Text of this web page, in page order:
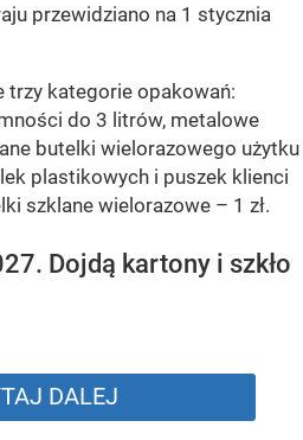
przewidziano na 1 stycznia
trzy kategorie opakowań:
do 3 litrów, metalowe
butelki wielorazowego użytku
plastikowych i puszek klienci
szklane wielorazowe – 1 zł.
Dojdą kartony i szkło
DALEJ